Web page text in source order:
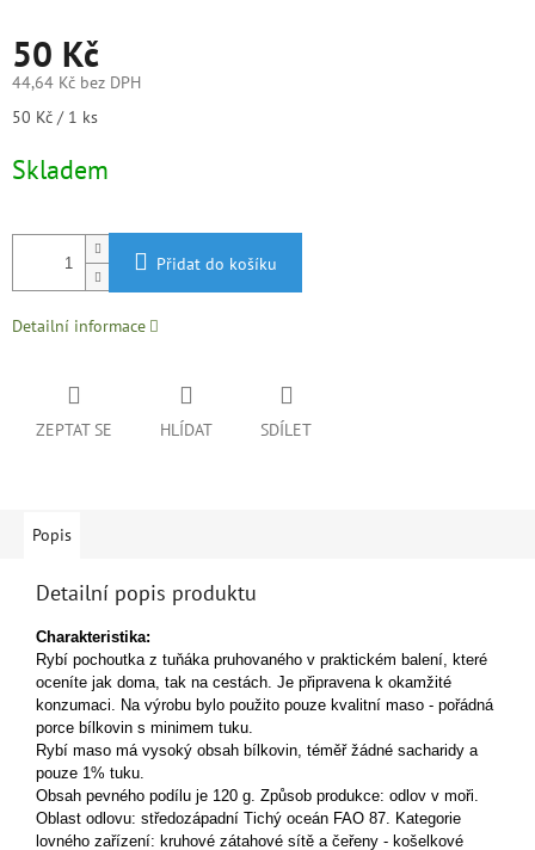
50 Kč
44,64 Kč bez DPH
Měrná
50 Kč / 1 ks
Skladem
Přidat do košíku
Detailní informace
ZEPTAT SE HLÍDAT SDÍLET
Popis
Detailní popis produktu
Charakteristika:
Rybí pochoutka z tuňáka pruhovaného v praktickém balení, které
oceníte jak doma, tak na cestách. Je připravena k okamžité
konzumaci. Na výrobu bylo použito pouze kvalitní maso - pořádná
porce bílkovin s minimem tuku.
Rybí maso má vysoký obsah bílkovin, téměř žádné sacharidy a
pouze 1% tuku.
Obsah pevného podílu je 120 g. Způsob produkce: odlov v moři.
Oblast odlovu: středozápadní Tichý oceán FAO 87. Kategorie
lovného zařízení: kruhové zátahové sítě a čeřeny - košelkové